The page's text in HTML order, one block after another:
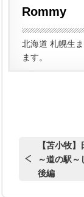
Rommy
北海道 札幌生
ます。
【苫小牧
～道の駅
後編